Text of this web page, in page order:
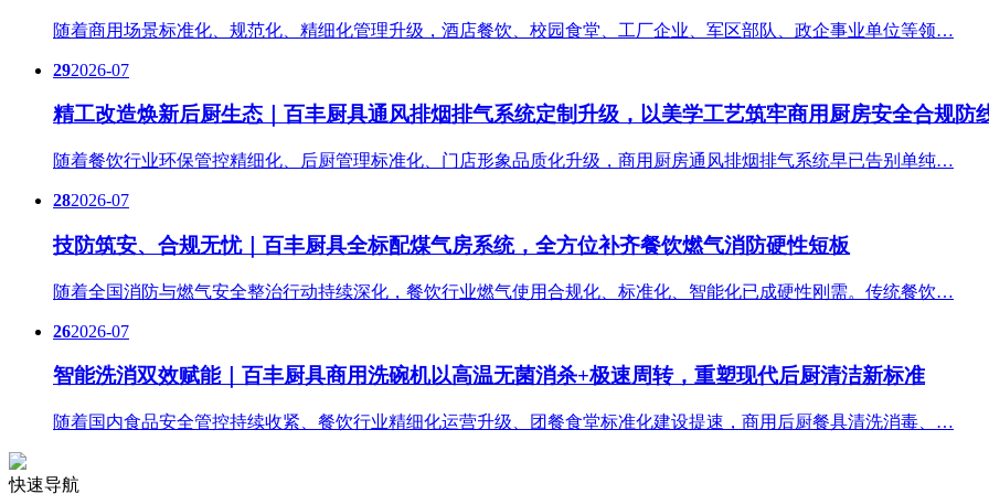
随着商用场景标准化、规范化、精细化管理升级，酒店餐饮、校园食堂、工厂企业、军区部队、政企事业单位等领…
292026-07
精工改造焕新后厨生态｜百丰厨具通风排烟排气系统定制升级，以美学工艺筑牢商用厨房安全合规防
随着餐饮行业环保管控精细化、后厨管理标准化、门店形象品质化升级，商用厨房通风排烟排气系统早已告别单纯…
282026-07
技防筑安、合规无忧｜百丰厨具全标配煤气房系统，全方位补齐餐饮燃气消防硬性短板
随着全国消防与燃气安全整治行动持续深化，餐饮行业燃气使用合规化、标准化、智能化已成硬性刚需。传统餐饮…
262026-07
智能洗消双效赋能｜百丰厨具商用洗碗机以高温无菌消杀+极速周转，重塑现代后厨清洁新标准
随着国内食品安全管控持续收紧、餐饮行业精细化运营升级、团餐食堂标准化建设提速，商用后厨餐具清洗消毒、…
快速导航